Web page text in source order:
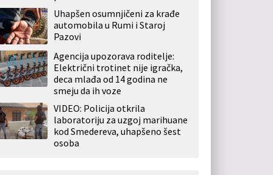
Uhapšen osumnjičeni za krađe
automobila u Rumi i Staroj
Pazovi
Agencija upozorava roditelje:
Električni trotinet nije igračka,
deca mlađa od 14 godina ne
smeju da ih voze
VIDEO: Policija otkrila
laboratoriju za uzgoj marihuane
kod Smedereva, uhapšeno šest
osoba